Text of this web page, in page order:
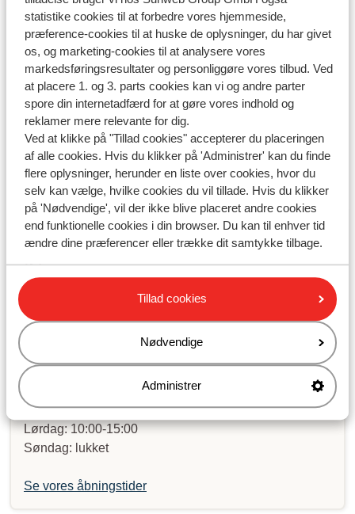
statistike cookies til at forbedre vores hjemmeside,
præference-cookies til at huske de oplysninger, du har givet
os, og marketing-cookies til at analysere vores
markedsføringsresultater og personliggøre vores tilbud. Ved
at placere 1. og 3. parts cookies kan vi og andre parter
spore din internetadfærd for at gøre vores indhold og
reklamer mere relevante for dig.
Ved at klikke på "Tillad cookies" accepterer du placeringen
af alle cookies. Hvis du klikker på 'Administrer' kan du finde
flere oplysninger, herunder en liste over cookies, hvor du
selv kan vælge, hvilke cookies du vil tillade. Hvis du klikker
på 'Nødvendige', vil der ikke blive placeret andre cookies
end funktionelle cookies i din browser. Du kan til enhver tid
ændre dine præferencer eller trække dit samtykke tilbage.
Tillad cookies
Nødvendige
Administrer
Relaterede spørgsmål
Hvordan kan jeg betale min rejse?
Kan jeg betale med Mobilepay?
Kan jeg betale senere med Klarna?
Kan jeg betale med betalingskort?
Har du fundet svaret?
Skriv til os på WhatsApp!
Send os en besked på WhatsApp til telefonnummer
+4589883389
nummer. Vi har meget travlt lige nu, og du kan derfor
opleve lang ventetid.
Mandag til fredag: 09:00-16:30
Lørdag: 10:00-15:00
Søndag: lukket
Se vores åbningstider